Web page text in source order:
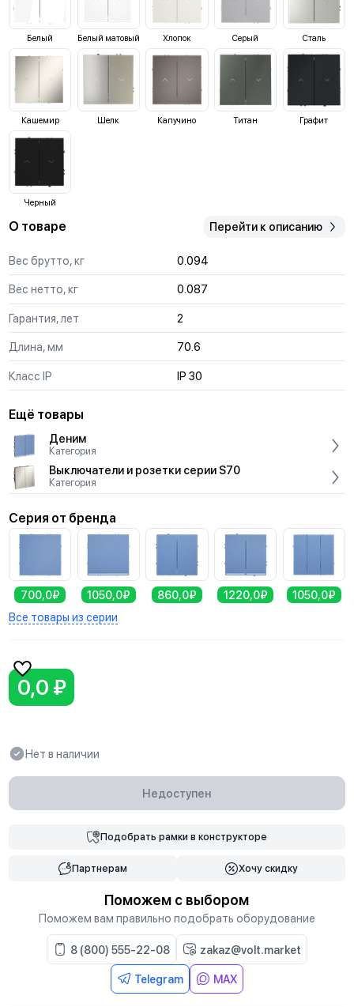
Белый Белый матовый Хлопок Серый Сталь
Кашемир Шелк Капучино Титан Графит
Черный
О товаре Перейти к описанию
Вес брутто, кг 0.094
Вес нетто, кг 0.087
Гарантия, лет 2
Длина, мм 70.6
Класс IP IP 30
Ещё товары
Деним
Категория
Выключатели и розетки серии S70
Категория
Серия от бренда
700,0₽ 1050,0₽ 860,0₽ 1220,0₽
1050,0₽
Все товары из серии
0,0 ₽
Нет в наличии
Недоступен
Подобрать рамкив конструкторе
Партнерам Хочу скидку
Поможем с выбором
Поможем вам правильно подобрать оборудование
8 (800) 555-22-08 zakaz@volt.market
Telegram MAX